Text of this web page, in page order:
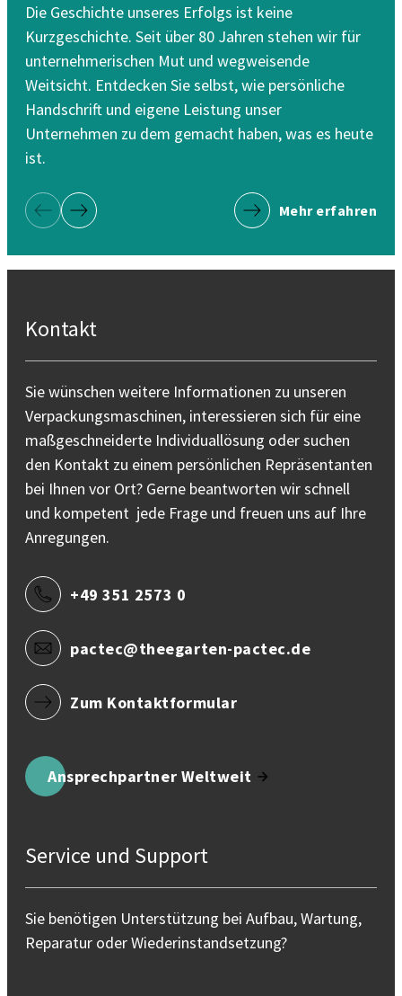
Die Geschichte unseres Erfolgs ist keine
Kurzgeschichte. Seit über 80 Jahren stehen wir für
unternehmerischen Mut und wegweisende
Weitsicht. Entdecken Sie selbst, wie persönliche
Handschrift und eigene Leistung unser
Unternehmen zu dem gemacht haben, was es heute
ist.
Vorherige Seite
Nächste Seite
Mehr erfahren
Kontakt
Sie wünschen weitere Informationen zu unseren
Verpackungsmaschinen, interessieren sich für eine
maßgeschneiderte Individuallösung oder suchen
den Kontakt zu einem persönlichen Repräsentanten
bei Ihnen vor Ort? Gerne beantworten wir schnell
und kompetent jede Frage und freuen uns auf Ihre
Anregungen.
+49 351 2573 0
pactec@theegarten-pactec.de
Zum Kontaktformular
Ansprechpartner Weltweit
Service und Support
Sie benötigen Unterstützung bei Aufbau, Wartung,
Reparatur oder Wiederinstandsetzung?